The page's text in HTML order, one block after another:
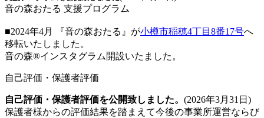
音の森おたる 支援プログラム
■2024年4月 『音の森おたる』が小樽市稲穂4丁目8番17号へ
移転いたしました。
音の森®インスタグラム 開設いたました。
自己評価・保護者評価
自己評価・保護者評価を公開致しました。 (2026年3月31日)
保護者様からの評価結果を踏まえて今後の事業所運営ならび